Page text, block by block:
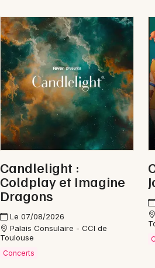
Candlelight :
Coldplay et Imagine
Dragons
Le 07/08/2026
Palais Consulaire - CCI de
Toulouse
Concerts